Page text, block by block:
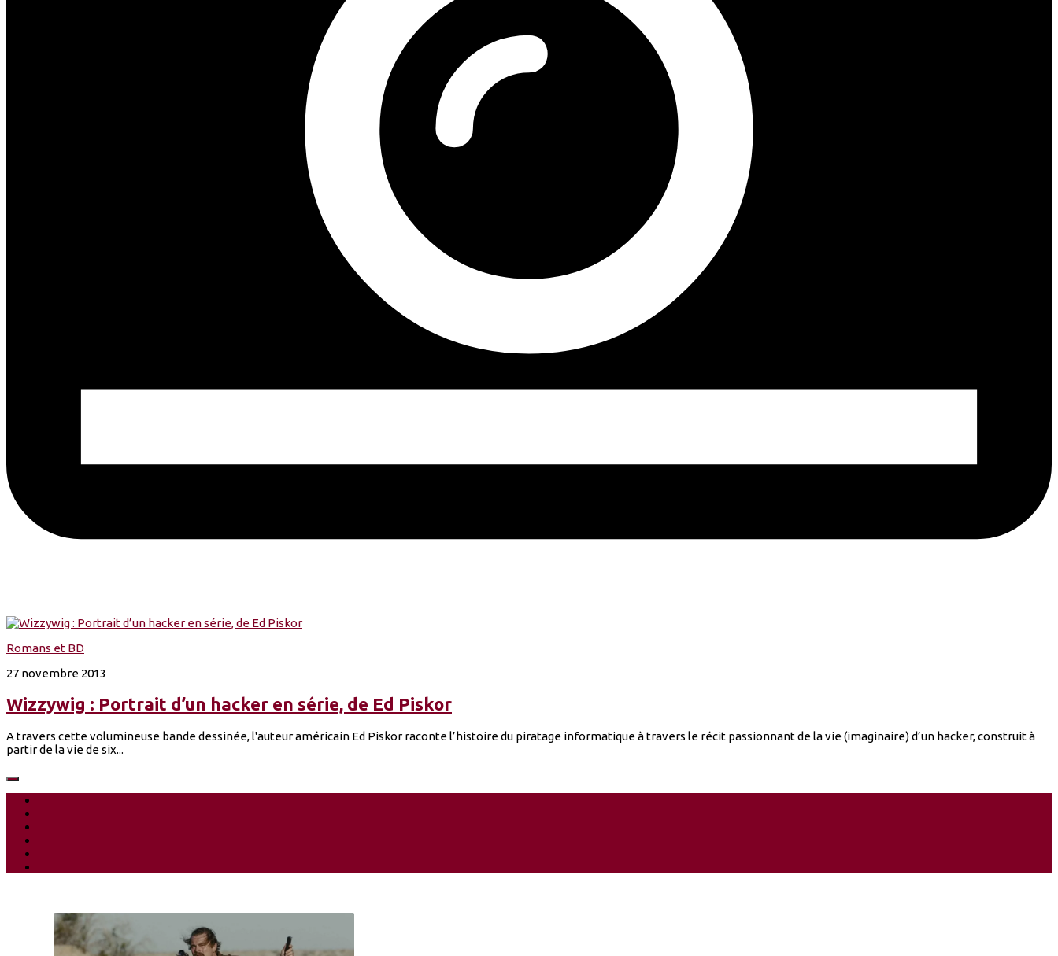
Romans et BD
27 novembre 2013
Wizzywig : Portrait d’un hacker en série, de Ed Piskor
A travers cette volumineuse bande dessinée, l'auteur américain Ed Piskor raconte l’histoire du piratage informatique à travers le récit passionnant de la vie (imaginaire) d’un hacker, construit à
partir de la vie de six...